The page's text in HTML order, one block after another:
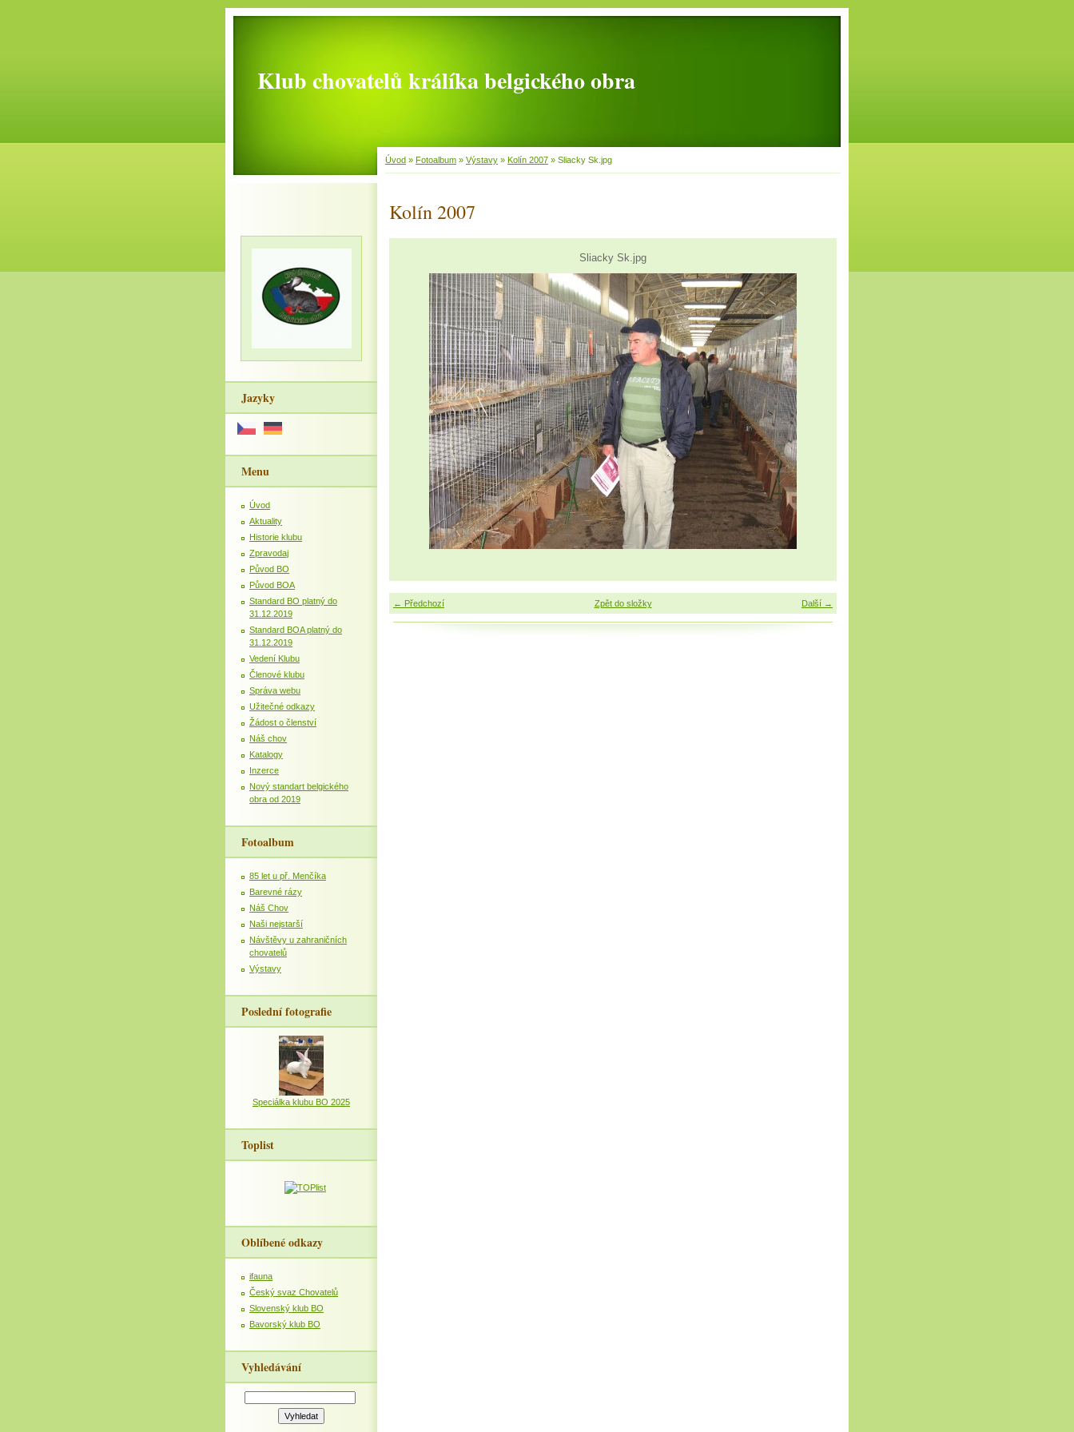
Klub chovatelů králíka belgického obra
Úvod » Fotoalbum » Výstavy » Kolín 2007 » Sliacky Sk.jpg
Kolín 2007
Sliacky Sk.jpg
← Předchozí Další →
Zpět do složky
Jazyky
Menu
Úvod
Aktuality
Historie klubu
Zpravodaj
Původ BO
Původ BOA
Standard BO platný do
31.12.2019
Standard BOA platný do
31.12.2019
Vedení Klubu
Členové klubu
Správa webu
Užitečné odkazy
Žádost o členství
Náš chov
Katalogy
Inzerce
Nový standart belgického
obra od 2019
Fotoalbum
85 let u př. Menčíka
Barevné rázy
Náš Chov
Naši nejstarší
Návštěvy u zahraničních
chovatelů
Výstavy
Poslední fotografie
Speciálka klubu BO 2025
Toplist
Oblíbené odkazy
ifauna
Český svaz Chovatelů
Slovenský klub BO
Bavorský klub BO
Vyhledávání